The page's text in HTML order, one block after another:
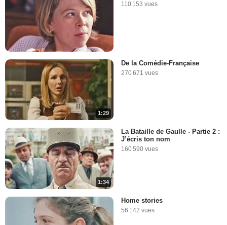
110 153 vues
1:29
De la Comédie-Française
270 671 vues
1:34
La Bataille de Gaulle - Partie 2 :
J’écris ton nom
160 590 vues
Home stories
56 142 vues